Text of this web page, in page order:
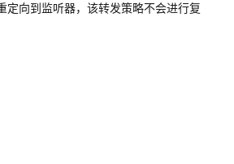
定向到监听器，该转发策略不会进行复